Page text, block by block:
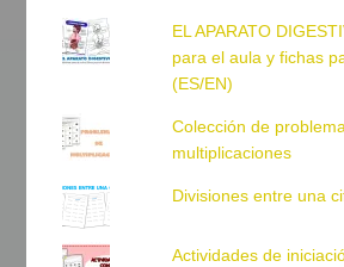
EL APARATO
para el aula y fichas
(ES/EN)
Colección de
multiplicaciones
Divisiones entre una
Actividades de